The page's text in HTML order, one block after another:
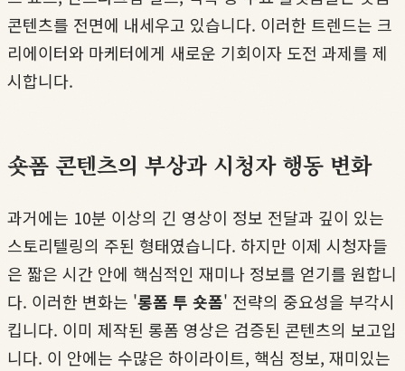
콘텐츠를 전면에 내세우고 있습니다. 이러한 트렌드는 크
리에이터와 마케터에게 새로운 기회이자 도전 과제를 제
시합니다.
숏폼 콘텐츠의 부상과 시청자 행동 변화
과거에는 10분 이상의 긴 영상이 정보 전달과 깊이 있는
스토리텔링의 주된 형태였습니다. 하지만 이제 시청자들
은 짧은 시간 안에 핵심적인 재미나 정보를 얻기를 원합니
다. 이러한 변화는 '롱폼 투 숏폼' 전략의 중요성을 부각시
킵니다. 이미 제작된 롱폼 영상은 검증된 콘텐츠의 보고입
니다. 이 안에는 수많은 하이라이트, 핵심 정보, 재미있는